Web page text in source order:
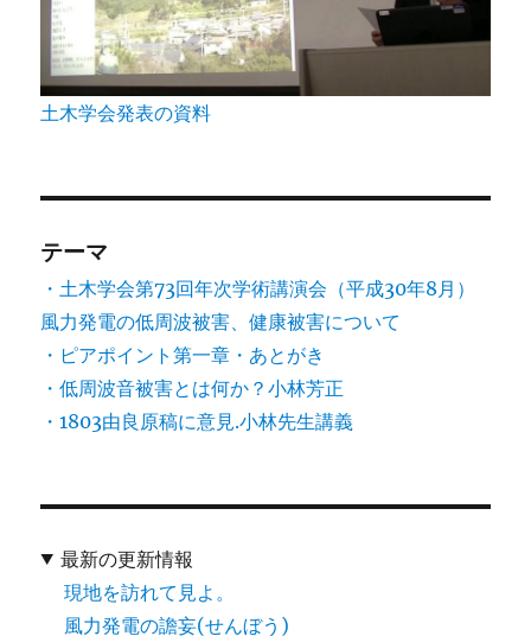
土木学会発表の資料
テーマ
・土木学会第73回年次学術講演会（平成30年8月）
風力発電の低周波被害、健康被害について
・ピアポイント第一章・あとがき
・低周波音被害とは何か？小林芳正
・1803由良原稿に意見.小林先生講義
最新の更新情報
現地を訪れて見よ。
風力発電の譫妄(せんぼう)